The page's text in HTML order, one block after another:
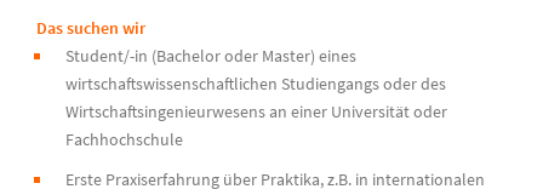
Das suchen wir
Student/-in (Bachelor oder Master) eines
wirtschaftswissenschaftlichen Studiengangs oder des
Wirtschaftsingenieurwesens an einer Universität oder
Fachhochschule
Erste Praxiserfahrung über Praktika, z.B. in internationalen